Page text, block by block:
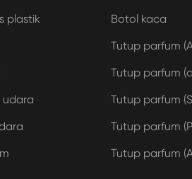
plastik
udara
Botol kaca
Tutup parfum
Tutup parfum
Tutup parfum
Tutup parfum
Tutup parfum